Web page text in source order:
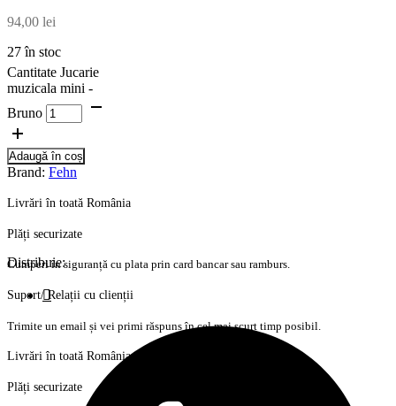
94,00 lei
27 în stoc
Cantitate Jucarie
muzicala mini -
Bruno
Adaugă în coș
Brand: Fehn
Livrări în toată România
Plăți securizate
Cumperi în siguranță cu plata prin card bancar sau ramburs.
Suport/ Relații cu clienții
Trimite un email și vei primi răspuns în cel mai scurt timp posibil.
Livrări în toată România
Plăți securizate
Distribuie: